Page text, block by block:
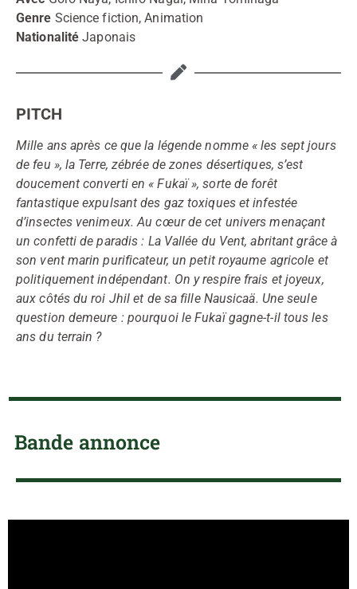
Genre Science fiction, Animation
Nationalité Japonais
PITCH
Mille ans après ce que la légende nomme « les sept jours
de feu », la Terre, zébrée de zones désertiques, s’est
doucement converti en « Fukaï », sorte de forêt
fantastique expulsant des gaz toxiques et infestée
d’insectes venimeux. Au cœur de cet univers menaçant
un confetti de paradis : La Vallée du Vent, abritant grâce à
son vent marin purificateur, un petit royaume agricole et
politiquement indépendant. On y respire frais et joyeux,
aux côtés du roi Jhil et de sa fille Nausicaä. Une seule
question demeure : pourquoi le Fukaï gagne-t-il tous les
ans du terrain ?
Bande annonce